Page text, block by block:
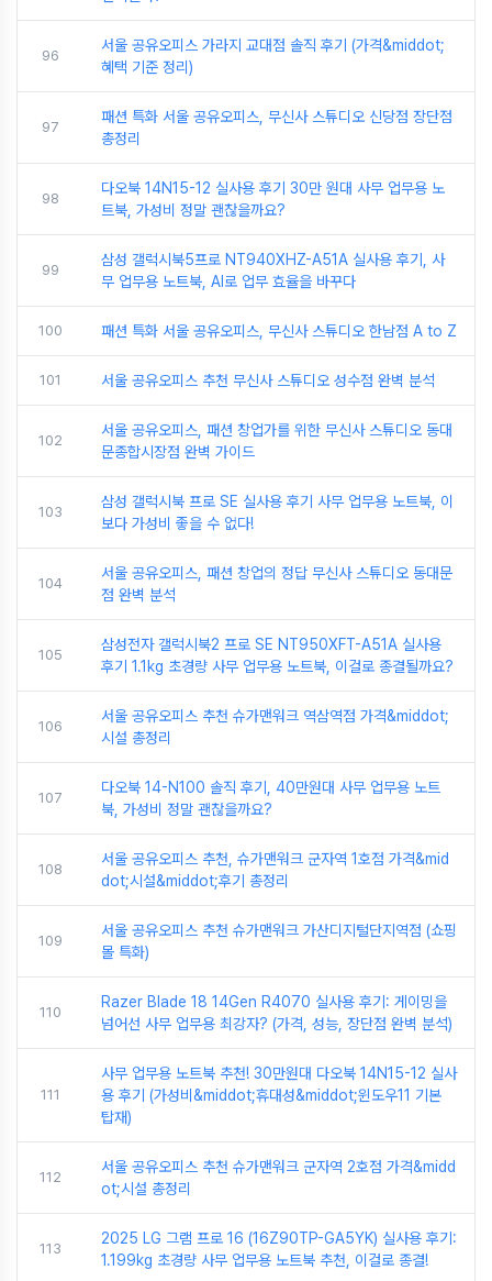
96
서울 공유오피스 가라지 교대점 솔직 후기 (가격&middot;
혜택 기준 정리)
97
패션 특화 서울 공유오피스, 무신사 스튜디오 신당점 장단점
총정리
98
다오북 14N15-12 실사용 후기 30만 원대 사무 업무용 노
트북, 가성비 정말 괜찮을까요?
99
삼성 갤럭시북5프로 NT940XHZ-A51A 실사용 후기, 사
무 업무용 노트북, AI로 업무 효율을 바꾸다
100 패션 특화 서울 공유오피스, 무신사 스튜디오 한남점 A to Z
101 서울 공유오피스 추천 무신사 스튜디오 성수점 완벽 분석
102
서울 공유오피스, 패션 창업가를 위한 무신사 스튜디오 동대
문종합시장점 완벽 가이드
103
삼성 갤럭시북 프로 SE 실사용 후기 사무 업무용 노트북, 이
보다 가성비 좋을 수 없다!
104
서울 공유오피스, 패션 창업의 정답 무신사 스튜디오 동대문
점 완벽 분석
105
삼성전자 갤럭시북2 프로 SE NT950XFT-A51A 실사용
후기 1.1kg 초경량 사무 업무용 노트북, 이걸로 종결될까요?
106
서울 공유오피스 추천 슈가맨워크 역삼역점 가격&middot;
시설 총정리
107
다오북 14-N100 솔직 후기, 40만원대 사무 업무용 노트
북, 가성비 정말 괜찮을까요?
108
서울 공유오피스 추천, 슈가맨워크 군자역 1호점 가격&mid
dot;시설&middot;후기 총정리
109
서울 공유오피스 추천 슈가맨워크 가산디지털단지역점 (쇼핑
몰 특화)
110
Razer Blade 18 14Gen R4070 실사용 후기: 게이밍을
넘어선 사무 업무용 최강자? (가격, 성능, 장단점 완벽 분석)
111
사무 업무용 노트북 추천! 30만원대 다오북 14N15-12 실사
용 후기 (가성비&middot;휴대성&middot;윈도우11 기본
탑재)
112
서울 공유오피스 추천 슈가맨워크 군자역 2호점 가격&midd
ot;시설 총정리
113
2025 LG 그램 프로 16 (16Z90TP-GA5YK) 실사용 후기:
1.199kg 초경량 사무 업무용 노트북 추천, 이걸로 종결!